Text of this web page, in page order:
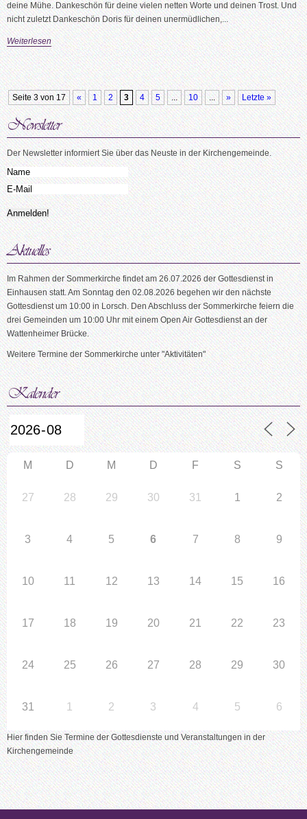
deine Mühe. Dankeschön für deine vielen netten Worte und deinen Trost. Und
nicht zuletzt Dankeschön Doris für deinen unermüdlichen,...
Weiterlesen
Seite 3 von 17 « 1 2 3 4 5 ... 10 ... » Letzte »
Der Newsletter informiert Sie über das Neuste in der Kirchengemeinde.
Im Rahmen der Sommerkirche findet am 26.07.2026 der Gottesdienst in
Einhausen statt. Am Sonntag den 02.08.2026 begehen wir den nächste
Gottesdienst um 10:00 in Lorsch. Den Abschluss der Sommerkirche feiern die
drei Gemeinden um 10:00 Uhr mit einem Open Air Gottesdienst an der
Wattenheimer Brücke.
Weitere Termine der Sommerkirche unter "Aktivitäten"
M D M D F S S
27 28 29 30 31 1 2
3 4 5 6 7 8 9
10 11 12 13 14 15 16
17 18 19 20 21 22 23
24 25 26 27 28 29 30
31 1 2 3 4 5 6
Hier finden Sie Termine der Gottesdienste und Veranstaltungen in der
Kirchengemeinde